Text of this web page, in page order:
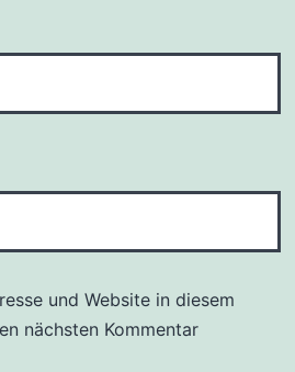
und Website in diesem
nächsten Kommentar